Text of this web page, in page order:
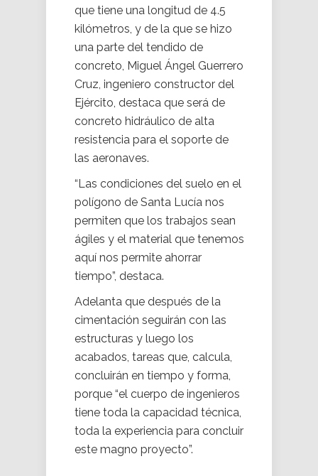
que tiene una longitud de 4.5
kilómetros, y de la que se hizo
una parte del tendido de
concreto, Miguel Ángel Guerrero
Cruz, ingeniero constructor del
Ejército, destaca que será de
concreto hidráulico de alta
resistencia para el soporte de
las aeronaves.
“Las condiciones del suelo en el
polígono de Santa Lucía nos
permiten que los trabajos sean
ágiles y el material que tenemos
aquí nos permite ahorrar
tiempo”, destaca.
Adelanta que después de la
cimentación seguirán con las
estructuras y luego los
acabados, tareas que, calcula,
concluirán en tiempo y forma,
porque “el cuerpo de ingenieros
tiene toda la capacidad técnica,
toda la experiencia para concluir
este magno proyecto”.